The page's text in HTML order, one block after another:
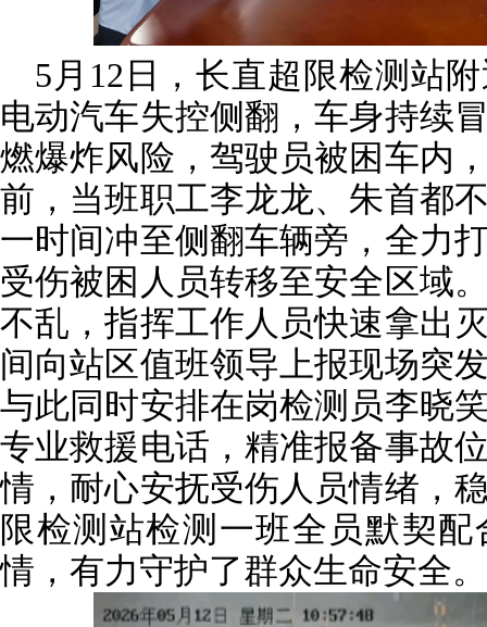
5月12日，长直超限检测站
电动汽车失控侧翻，车身持续
燃爆炸风险，驾驶员被困车内
前，当班职工李龙龙、朱首都
一时间冲至侧翻车辆旁，全力
受伤被困人员转移至安全区域
不乱，指挥工作人员快速拿出
间向站区值班领导上报现场突
与此同时安排在岗检测员李晓
专业救援电话，精准报备事故
情，耐心安抚受伤人员情绪，
限检测站检测一班全员默契
情，有力守护了群众生命安全。